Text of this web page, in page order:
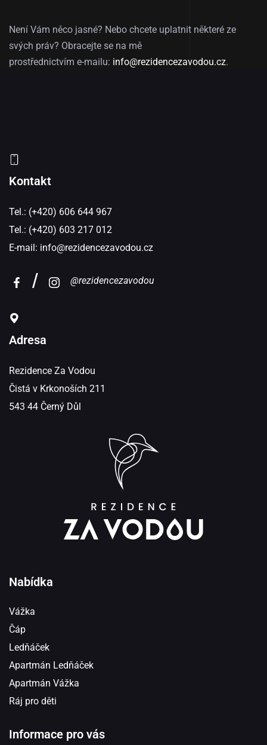
Není Vám něco jasné? Nebo chcete uplatnit některé ze
svých práv? Obracejte se na mě
prostřednictvím e-mailu: info@rezidencezavodou.cz.
Kontakt
Tel.: (+420) 606 644 967
Tel.: (+420) 603 217 012
E-mail: info@rezidencezavodou.cz
@rezidencezavodou
Adresa
Rezidence Za Vodou
Čistá v Krkonoších 211
543 44 Černý Důl
Nabídka
Vážka
Čáp
Ledňáček
Apartmán Ledňáček
Apartmán Vážka
Ráj pro děti
Informace pro vás